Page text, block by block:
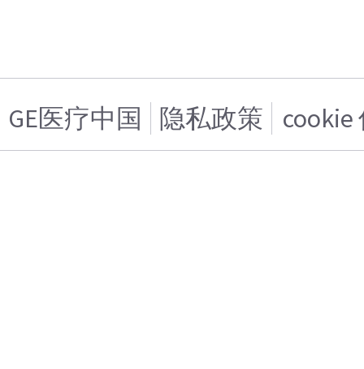
GE医疗中国 隐私政策 cookie